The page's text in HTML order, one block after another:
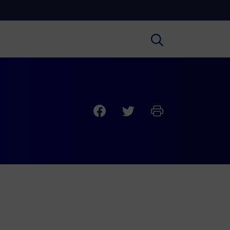
scuole secondarie di I e II grado,